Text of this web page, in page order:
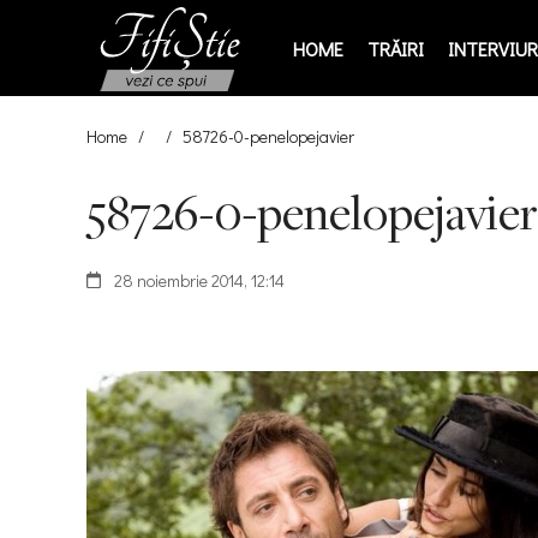
HOME TRĂIRI
Home / / 58726-0-penelopejavier
58726-0-penelopejavier
28 noiembrie 2014, 12:14